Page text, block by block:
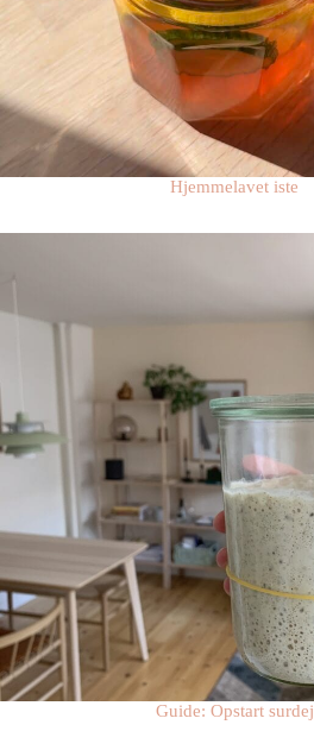
Hjemmelavet iste
Guide: Opstart surdej